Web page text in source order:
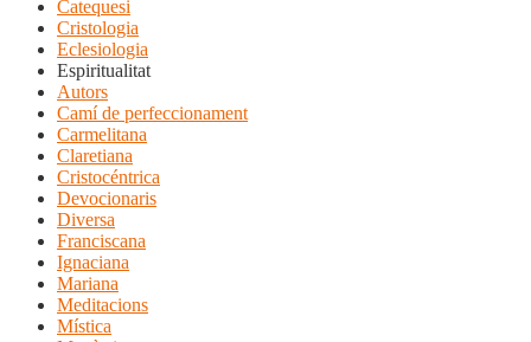
Catequesi
Cristologia
Eclesiologia
Espiritualitat
Autors
Camí de perfeccionament
Carmelitana
Claretiana
Cristocéntrica
Devocionaris
Diversa
Franciscana
Ignaciana
Mariana
Meditacions
Mística